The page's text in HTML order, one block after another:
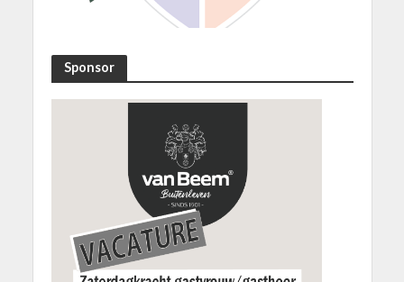
Sponsor